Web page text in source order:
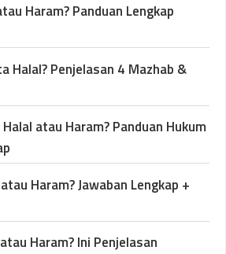
Haram? Panduan Lengkap
Halal? Penjelasan 4 Mazhab &
atau Haram? Panduan Hukum
Haram? Jawaban Lengkap +
Haram? Ini Penjelasan